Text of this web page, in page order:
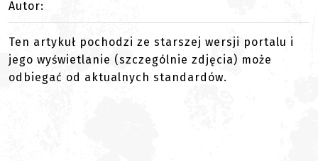
Autor:
Ten artykuł pochodzi ze starszej wersji portalu i
jego wyświetlanie (szczególnie zdjęcia) może
odbiegać od aktualnych standardów.